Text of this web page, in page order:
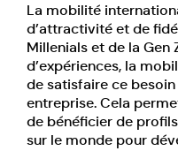
La mobilité
d’attractivité et de
Millenials et de la Gen
d’expériences, la
de satisfaire ce
entreprise. Cela
de bénéficier de
sur le monde pour